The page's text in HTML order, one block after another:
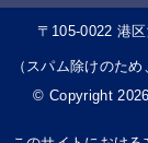
〒105-0022 港
（スパム除けのた
© Copyright